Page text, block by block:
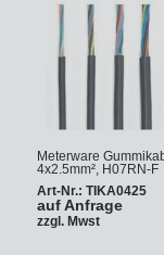
Meterware
4x2.5mm², H07RN-F
Art-Nr.: TIKA0425
auf Anfrage
zzgl. Mwst